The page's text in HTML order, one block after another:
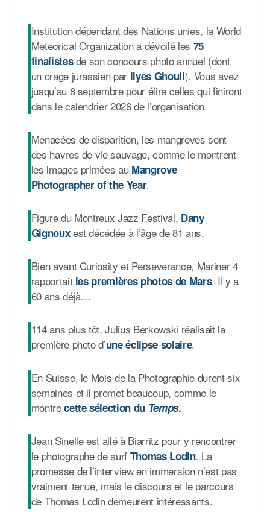
Institution dépendant des Nations unies, la World
Meteorical Organization a dévoilé les 75
finalistesde son concours photo annuel (dont
un orage jurassien par Ilyes Ghouil). Vous avez
jusqu’au 8 septembre pour élire celles qui finiront
dans le calendrier 2026 de l’organisation.
Menacées de disparition, les mangroves sont
des havres de vie sauvage, comme le montrent
les images primées au Mangrove
Photographer of the Year.
Figure du Montreux Jazz Festival, Dany
Gignoux est décédée à l’âge de 81 ans.
Bien avant Curiosity et Perseverance, Mariner 4
rapportait les premières photos de Mars. Il y a
60 ans déjà…
114 ans plus tôt, Julius Berkowski réalisait la
première photo d’une éclipse solaire.
En Suisse, le Mois de la Photographie durent six
semaines et il promet beaucoup, comme le
montrecette sélection du Temps.
Jean Sinelle est allé à Biarritz pour y rencontrer
le photographe de surf Thomas Lodin. La
promesse de l’interview en immersion n’est pas
vraiment tenue, mais le discours et le parcours
de Thomas Lodin demeurent intéressants.